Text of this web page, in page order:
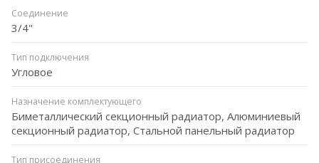
Соединение
3/4"
Тип подключения
Угловое
Назначение комплектующего
Биметаллический секционный радиатор, Алюминиевый
секционный радиатор, Стальной панельный радиатор
Тип присоединения